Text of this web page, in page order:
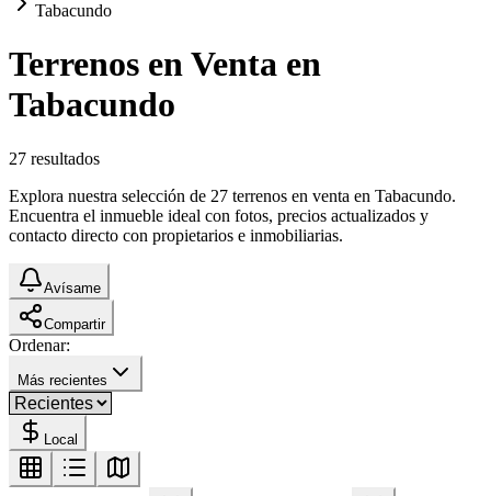
Tabacundo
Terrenos en Venta en
Tabacundo
27 resultados
Explora nuestra selección de 27 terrenos en venta en Tabacundo.
Encuentra el inmueble ideal con fotos, precios actualizados y
contacto directo con propietarios e inmobiliarias.
Avísame
Compartir
Ordenar:
Más recientes
Local